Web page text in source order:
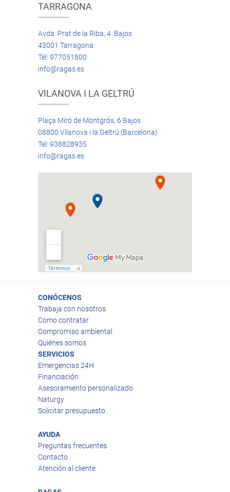
TARRAGONA
Avda. Prat de la Riba, 4 Bajos
43001 Tarragona
Tel: 977051800
info@ragas.es
VILANOVA I LA GELTRÚ
Plaça Miró de Montgrós, 6 Bajos
08800 Vilanova i la Geltrú (Barcelona)
Tel: 938828935
info@ragas.es
CONÓCENOS
Trabaja con nosotros
Como contratar
Compromiso ambiental
Quiénes somos
SERVICIOS
Emergencias 24H
Financiación
Asesoramiento personalizado
Naturgy
Solicitar presupuesto
AYUDA
Preguntas frecuentes
Contacto
Atención al cliente